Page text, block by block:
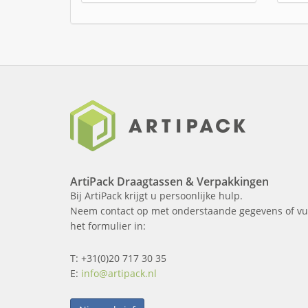
ArtiPack Draagtassen & Verpakkingen
Bij ArtiPack krijgt u persoonlijke hulp.
Neem contact op met onderstaande gegevens of
het formulier in:
T: +31(0)20 717 30 35
E: info@artipack.nl